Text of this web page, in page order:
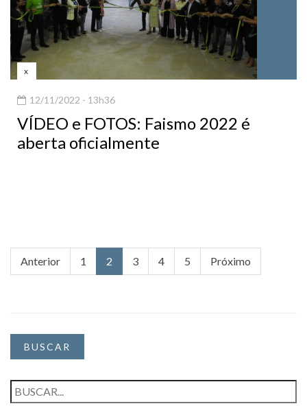
x
12/11/2022 - 13h36
VÍDEO e FOTOS: Faismo 2022 é
aberta oficialmente
Anterior 1 2 3 4 5 Próximo
BUSCAR